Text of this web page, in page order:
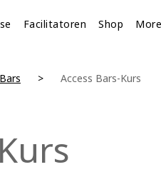
Facilitatoren Shop More
Bars Access Bars-Kurs